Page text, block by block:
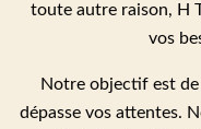
toute autre raison, H
vos
Notre objectif est
dépasse vos attentes.